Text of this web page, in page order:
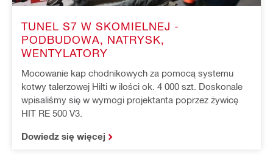
TUNEL S7 W SKOMIELNEJ -
PODBUDOWA, NATRYSK,
WENTYLATORY
Mocowanie kap chodnikowych za pomocą systemu
kotwy talerzowej Hilti w ilości ok. 4 000 szt. Doskonale
wpisaliśmy się w wymogi projektanta poprzez żywicę
HIT RE 500 V3.
Dowiedz się więcej